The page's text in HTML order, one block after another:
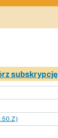
subskrypcję